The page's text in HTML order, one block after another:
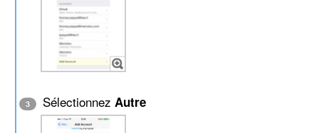
3 SélectionnezAutre